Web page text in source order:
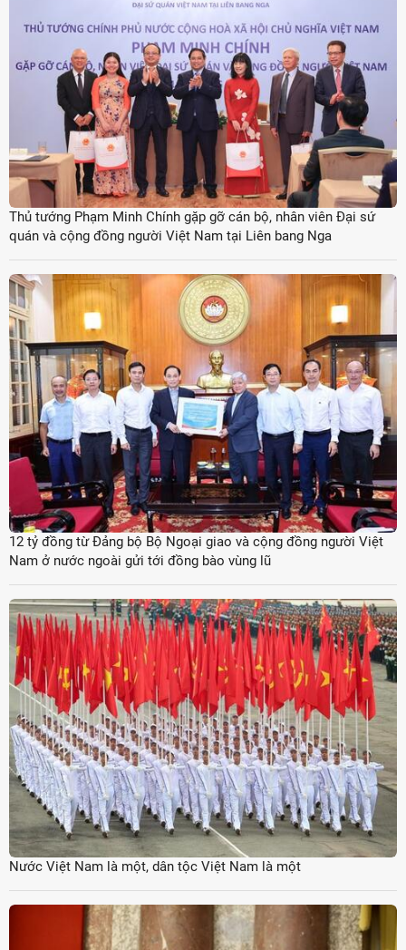
Thủ tướng Phạm Minh Chính gặp gỡ cán bộ, nhân viên Đại sứ
quán và cộng đồng người Việt Nam tại Liên bang Nga
12 tỷ đồng từ Đảng bộ Bộ Ngoại giao và cộng đồng người Việt
Nam ở nước ngoài gửi tới đồng bào vùng lũ
Nước Việt Nam là một, dân tộc Việt Nam là một